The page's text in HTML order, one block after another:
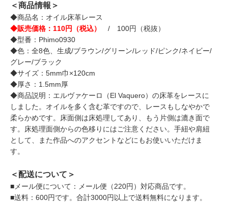
＜商品情報＞
◆商品名：オイル床革レース
◆販売価格：110円（税込）
/ 100円（税抜）
◆型番：Phimo0930
◆色：全8色、生成/ブラウン/グリーン/レッド/ピンク/ネイビー/
グレー/ブラック
◆サイズ：5mm巾×120cm
◆厚さ：1.5mm厚
◆商品説明：エルヴァケーロ（El Vaquero）の床革をレースに
しました。オイルを多く含む革ですので、レースもしなやかで
柔らかめです。床面側は床処理してあり、もう片側は漉き面で
す。床処理面側からの色移りにはご注意ください。手紐や肩紐
として、また作品へのアクセントなどにもお使いいただけま
す。
＜配送について＞
■メール便について：メール便（220円）対応商品です。
■送料：600円です。合計3000円以上で送料無料になります。